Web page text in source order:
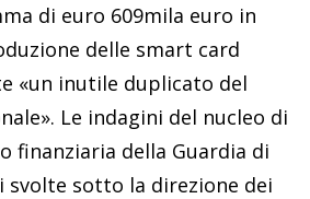
di euro 609mila euro in
delle smart card
«un inutile duplicato del
Le indagini del nucleo di
finanziaria della Guardia di
svolte sotto la direzione dei